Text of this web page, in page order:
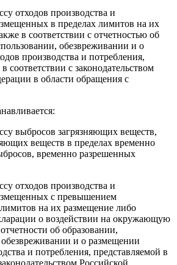
отходов производства и
в пределах лимитов на их
в соответствии с отчетностью об
обезвреживании и о
производства и потребления,
соответствии с законодательством
в области обращения с
выбросов загрязняющих веществ,
веществ в пределах временно
временно разрешенных
отходов производства и
с превышением
на их размещение либо
о воздействии на окружающую
об образовании,
и о размещении
и потребления, представляемой в
Российской